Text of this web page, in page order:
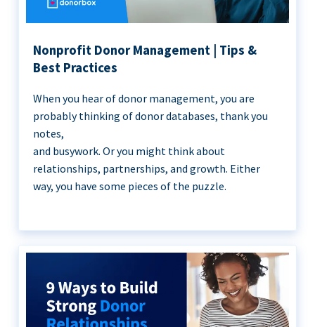
Nonprofit Donor Management | Tips &
Best Practices
When you hear of donor management, you are
probably thinking of donor databases, thank you
notes,
and busywork. Or you might think about
relationships, partnerships, and growth. Either
way, you have some pieces of the puzzle.